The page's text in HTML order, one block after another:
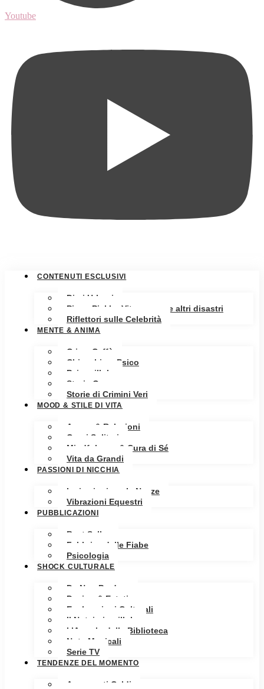
Youtube
CONTENUTI ESCLUSIVI
Diari Urbani
Pippa Pickle: Vita, amore e altri disastri
Riflettori sulle Celebrità
MENTE & ANIMA
Crime Caffè
Chiacchiere Psico
Psicopillole
Storia Oscura
Storie di Crimini Veri
MOOD & STILE DI VITA
Amore & Relazioni
Cuori Solitari
Mindfulness & Cura di Sé
Vita da Grandi
PASSIONI DI NICCHIA
Ispirazioni per le Nozze
Vibrazioni Equestri
PUBBLICAZIONI
Best Seller
Fabbrica delle Fiabe
Psicologia
SHOCK CULTURALE
Da Non Perdere
Design & Estetica
Esplorazioni Culturali
Il Notaio in pillole
L’Angolo della Biblioteca
Note Musicali
Serie TV
TENDENZE DEL MOMENTO
Argomenti Caldi